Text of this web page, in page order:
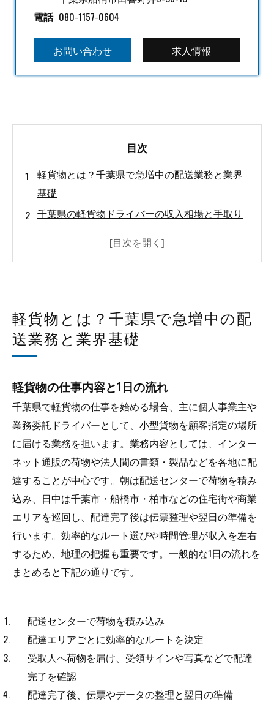
電話 080-1157-0604
お問い合わせ 求人情報
目次
軽貨物とは？千葉県で急増中の配送業務と業界
基礎
千葉県の軽貨物ドライバーの収入相場と手取り
軽貨物の業務委託ドライバーとして働くための
軽貨物ドライバーの正社員・バイト・副業の働
き方比較
千葉県の軽貨物について
千葉県について
会社概要
関連エリア
対応地域
軽貨物とは？千葉県で急増中の配
送業務と業界基礎
軽貨物の仕事内容と1日の流れ
千葉県で軽貨物の仕事を始める場合、主に個人事業主や
業務委託ドライバーとして、小型貨物を顧客指定の場所
に届ける業務を担います。業務内容としては、インター
ネット通販の荷物や法人間の書類・製品などを各地に配
達することが中心です。朝は配送センターで荷物を積み
込み、日中は千葉市・船橋市・柏市などの住宅街や商業
エリアを巡回し、配達完了後は伝票整理や翌日の準備を
行います。効率的なルート選びや時間管理が収入を左右
するため、地理の把握も重要です。一般的な1日の流れを
まとめると下記の通りです。
配送センターで荷物を積み込み
配達エリアごとに効率的なルートを決定
受取人へ荷物を届け、受領サインや写真などで配達
完了を確認
配達完了後、伝票やデータの整理と翌日の準備